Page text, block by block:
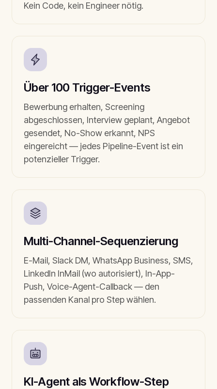
Kein Code, kein Engineer nötig.
Über 100 Trigger-Events
Bewerbung erhalten, Screening
abgeschlossen, Interview geplant, Angebot
gesendet, No-Show erkannt, NPS
eingereicht — jedes Pipeline-Event ist ein
potenzieller Trigger.
Multi-Channel-Sequenzierung
E-Mail, Slack DM, WhatsApp Business, SMS,
LinkedIn InMail (wo autorisiert), In-App-
Push, Voice-Agent-Callback — den
passenden Kanal pro Step wählen.
KI-Agent als Workflow-Step